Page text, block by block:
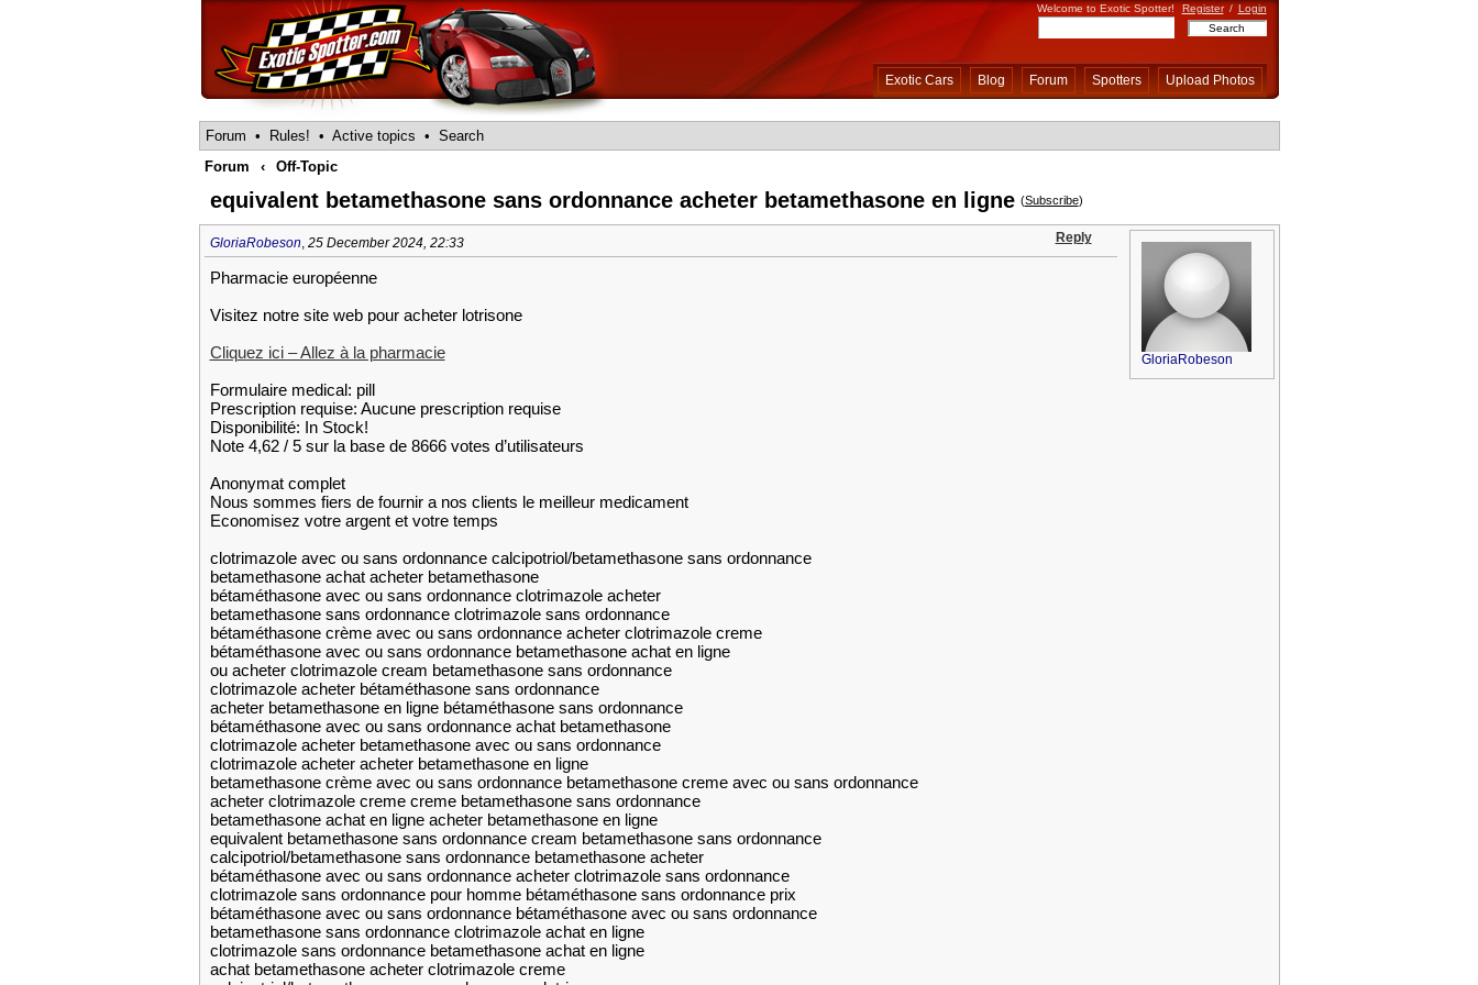
Welcome to Exotic Spotter! Register / Login
Exotic Cars Blog Forum Spotters Upload Photos
Forum • Rules! • Active topics • Search
Forum
‹ Off-Topic
equivalent betamethasone sans ordonnance acheter betamethasone en ligne (Subscribe)
GloriaRobeson, 25 December 2024, 22:33 Reply
Pharmacie européenne
Visitez notre site web pour acheter lotrisone
Cliquez ici – Allez à la pharmacie
Formulaire medical: pill
Prescription requise: Aucune prescription requise
Disponibilité: In Stock!
Note 4,62 / 5 sur la base de 8666 votes d’utilisateurs
Anonymat complet
Nous sommes fiers de fournir a nos clients le meilleur medicament
Economisez votre argent et votre temps
clotrimazole avec ou sans ordonnance calcipotriol/betamethasone sans ordonnance
betamethasone achat acheter betamethasone
bétaméthasone avec ou sans ordonnance clotrimazole acheter
betamethasone sans ordonnance clotrimazole sans ordonnance
bétaméthasone crème avec ou sans ordonnance acheter clotrimazole creme
bétaméthasone avec ou sans ordonnance betamethasone achat en ligne
ou acheter clotrimazole cream betamethasone sans ordonnance
clotrimazole acheter bétaméthasone sans ordonnance
acheter betamethasone en ligne bétaméthasone sans ordonnance
bétaméthasone avec ou sans ordonnance achat betamethasone
clotrimazole acheter betamethasone avec ou sans ordonnance
clotrimazole acheter acheter betamethasone en ligne
betamethasone crème avec ou sans ordonnance betamethasone creme avec ou sans ordonnance
acheter clotrimazole creme creme betamethasone sans ordonnance
betamethasone achat en ligne acheter betamethasone en ligne
equivalent betamethasone sans ordonnance cream betamethasone sans ordonnance
calcipotriol/betamethasone sans ordonnance betamethasone acheter
bétaméthasone avec ou sans ordonnance acheter clotrimazole sans ordonnance
clotrimazole sans ordonnance pour homme bétaméthasone sans ordonnance prix
bétaméthasone avec ou sans ordonnance bétaméthasone avec ou sans ordonnance
betamethasone sans ordonnance clotrimazole achat en ligne
clotrimazole sans ordonnance betamethasone achat en ligne
achat betamethasone acheter clotrimazole creme
GloriaRobeson